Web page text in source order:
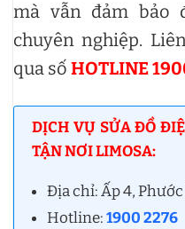
mà vẫn đảm bảo
chuyên nghiệp.
qua số HOTLINE
DỊCH VỤ SỬA ĐỒ
TẬN NƠI LIMOSA:
Địa chỉ: Ấp 4,
Hotline:1900 2276